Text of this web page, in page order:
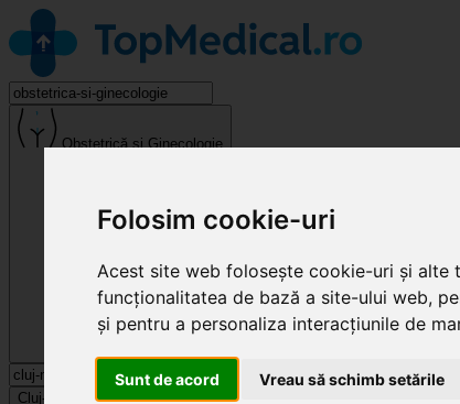
Folosim cookie-uri
Acest site web folosește cookie-uri și alte
funcționalitatea de bază a site-ului web,
și pentru a personaliza interacțiunile de
Sunt de acord Vreau să schimb setările
Obstetrică și Ginecologie
Cluj-Napoca